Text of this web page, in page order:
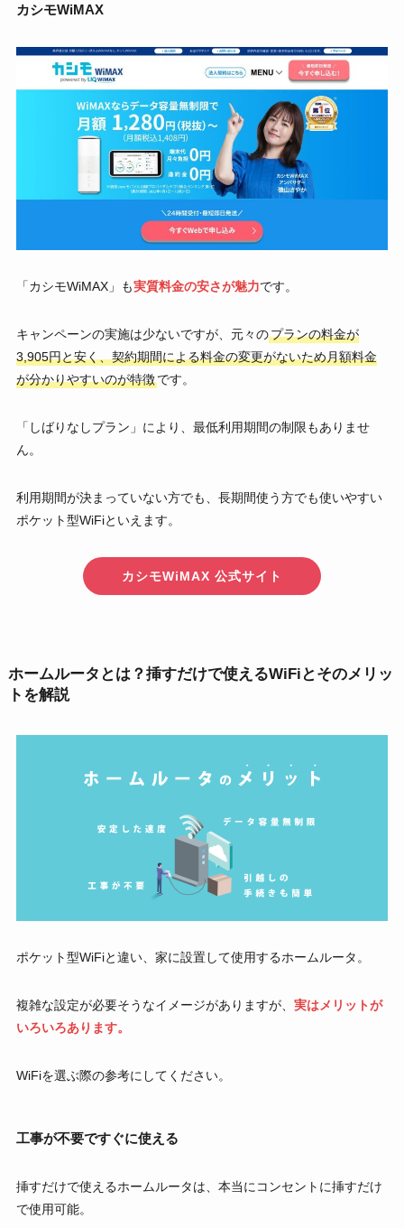
カシモWiMAX
「カシモWiMAX」も実質料金の安さが魅力です。
キャンペーンの実施は少ないですが、元々のプランの料金が
3,905円と安く、契約期間による料金の変更がないため月額料金
が分かりやすいのが特徴です。
「しばりなしプラン」により、最低利用期間の制限もありませ
ん。
利用期間が決まっていない方でも、長期間使う方でも使いやすい
ポケット型WiFiといえます。
カシモWiMAX 公式サイト
ホームルータとは？挿すだけで使えるWiFiとそのメリッ
トを解説
ポケット型WiFiと違い、家に設置して使用するホームルータ。
複雑な設定が必要そうなイメージがありますが、 実はメリットが
いろいろあります。
WiFiを選ぶ際の参考にしてください。
工事が不要ですぐに使える
挿すだけで使えるホームルータは、本当にコンセントに挿すだけ
で使用可能。